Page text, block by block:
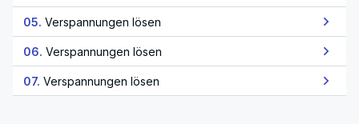
05. Verspannungen lösen
06. Verspannungen lösen
07. Verspannungen lösen